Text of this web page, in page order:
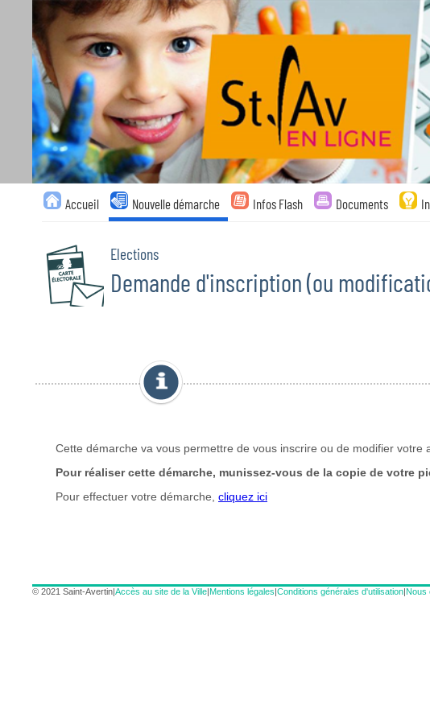
Liste
des
avertissements
Accueil Nouvelle démarche Infos Flash Documents
Elections
Demande d'inscription (ou
© 2021 Saint-Avertin|Accès au site de la Ville|Mentions légales|Conditions générales d'utilisation|Nous